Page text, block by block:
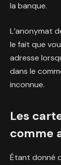
la banque.
L’anonymat
le fait que
adresse
dans le
inconnue.
Les
comme
Étant donné